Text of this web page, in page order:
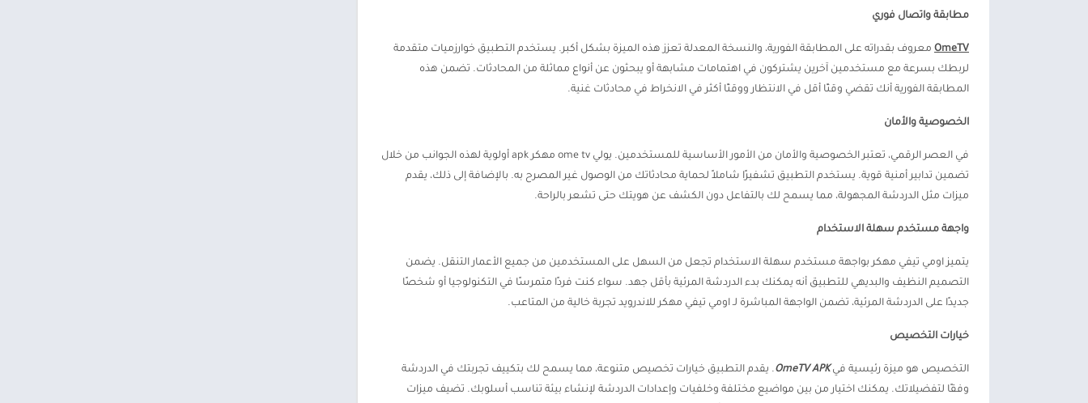
مطابقة واتصال فوري
OmeTV معروف بقدراته على المطابقة الفورية، والنسخة المعدلة تعزز هذه الميزة بشكل أكبر. يستخدم التطبيق خوارزميات متقدمة
لربطك بسرعة مع مستخدمين آخرين يشتركون في اهتمامات مشابهة أو يبحثون عن أنواع مماثلة من المحادثات. تضمن هذه
المطابقة الفورية أنك تقضي وقتًا أقل في الانتظار ووقتًا أكثر في الانخراط في محادثات غنية.
الخصوصية والأمان
في العصر الرقمي، تعتبر الخصوصية والأمان من الأمور الأساسية للمستخدمين. يولي ome tv مهكر apk أولوية لهذه الجوانب من خلال
تضمين تدابير أمنية قوية. يستخدم التطبيق تشفيرًا شاملاً لحماية محادثاتك من الوصول غير المصرح به. بالإضافة إلى ذلك، يقدم
ميزات مثل الدردشة المجهولة، مما يسمح لك بالتفاعل دون الكشف عن هويتك حتى تشعر بالراحة.
واجهة مستخدم سهلة الاستخدام
يتميز اومي تيفي مهكر بواجهة مستخدم سهلة الاستخدام تجعل من السهل على المستخدمين من جميع الأعمار التنقل. يضمن
التصميم النظيف والبديهي للتطبيق أنه يمكنك بدء الدردشة المرئية بأقل جهد. سواء كنت فردًا متمرسًا في التكنولوجيا أو شخصًا
جديدًا على الدردشة المرئية، تضمن الواجهة المباشرة لـ اومي تيفي مهكر للاندرويد تجربة خالية من المتاعب.
خيارات التخصيص
التخصيص هو ميزة رئيسية فيOmeTV APK. يقدم التطبيق خيارات تخصيص متنوعة، مما يسمح لك بتكييف تجربتك في الدردشة
وفقًا لتفضيلاتك. يمكنك اختيار من بين مواضيع مختلفة وخلفيات وإعدادات الدردشة لإنشاء بيئة تناسب أسلوبك. تضيف ميزات